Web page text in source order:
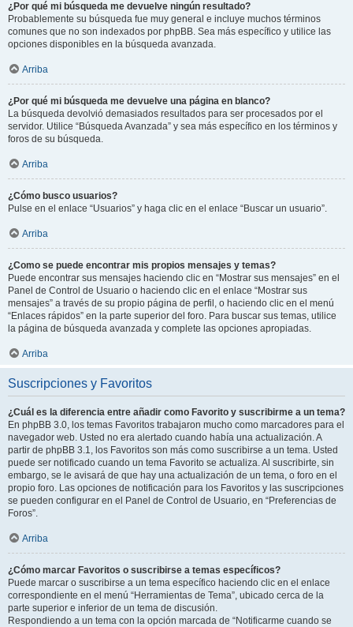
¿Por qué mi búsqueda me devuelve ningún resultado?
Probablemente su búsqueda fue muy general e incluye muchos términos
comunes que no son indexados por phpBB. Sea más específico y utilice las
opciones disponibles en la búsqueda avanzada.
Arriba
¿Por qué mi búsqueda me devuelve una página en blanco?
La búsqueda devolvió demasiados resultados para ser procesados por el
servidor. Utilice “Búsqueda Avanzada” y sea más específico en los términos y
foros de su búsqueda.
Arriba
¿Cómo busco usuarios?
Pulse en el enlace “Usuarios” y haga clic en el enlace “Buscar un usuario”.
Arriba
¿Como se puede encontrar mis propios mensajes y temas?
Puede encontrar sus mensajes haciendo clic en “Mostrar sus mensajes” en el
Panel de Control de Usuario o haciendo clic en el enlace “Mostrar sus
mensajes” a través de su propio página de perfil, o haciendo clic en el menú
“Enlaces rápidos” en la parte superior del foro. Para buscar sus temas, utilice
la página de búsqueda avanzada y complete las opciones apropiadas.
Arriba
Suscripciones y Favoritos
¿Cuál es la diferencia entre añadir como Favorito y suscribirme a un tema?
En phpBB 3.0, los temas Favoritos trabajaron mucho como marcadores para el
navegador web. Usted no era alertado cuando había una actualización. A
partir de phpBB 3.1, los Favoritos son más como suscribirse a un tema. Usted
puede ser notificado cuando un tema Favorito se actualiza. Al suscribirte, sin
embargo, se le avisará de que hay una actualización de un tema, o foro en el
propio foro. Las opciones de notificación para los Favoritos y las suscripciones
se pueden configurar en el Panel de Control de Usuario, en “Preferencias de
Foros”.
Arriba
¿Cómo marcar Favoritos o suscribirse a temas específicos?
Puede marcar o suscribirse a un tema específico haciendo clic en el enlace
correspondiente en el menú “Herramientas de Tema”, ubicado cerca de la
parte superior e inferior de un tema de discusión.
Respondiendo a un tema con la opción marcada de “Notificarme cuando se